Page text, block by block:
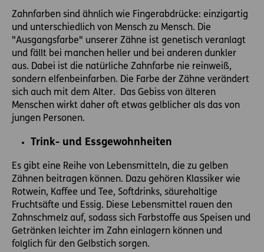
Zahnfarben sind ähnlich wie Fingerabdrücke: einzigartig
und unterschiedlich von Mensch zu Mensch. Die
"Ausgangsfarbe" unserer Zähne ist genetisch veranlagt
und fällt bei manchen heller und bei anderen dunkler
aus. Dabei ist die natürliche Zahnfarbe nie reinweiß,
sondern elfenbeinfarben. Die Farbe der Zähne verändert
sich auch mit dem Alter. Das Gebiss von älteren
Menschen wirkt daher oft etwas gelblicher als das von
jungen Personen.
Trink- und Essgewohnheiten
Es gibt eine Reihe von Lebensmitteln, die zu gelben
Zähnen beitragen können. Dazu gehören Klassiker wie
Rotwein, Kaffee und Tee, Softdrinks, säurehaltige
Fruchtsäfte und Essig. Diese Lebensmittel rauen den
Zahnschmelz auf, sodass sich Farbstoffe aus Speisen und
Getränken leichter im Zahn einlagern können und
folglich für den Gelbstich sorgen.